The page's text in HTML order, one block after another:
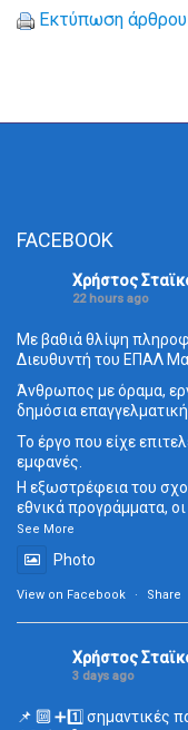
Εκτύπωση άρθρου
FACEBOOK
Χρήστος
22 hours ago
Με βαθιά θλίψη
Διευθυντή του ΕΠΑΛ
Άνθρωπος με όραμα,
δημόσια
Το έργο που είχε
εμφανές.
Η εξωστρέφεια του
εθνικά προγράμματα,
See More
Photo
View on Facebook · Share
Χρήστος
3 days ago
📌 🔟 ➕1️⃣ σημαντικές